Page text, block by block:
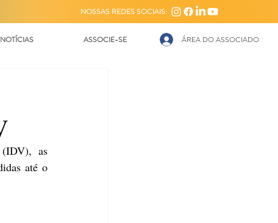
NOSSAS REDES SOCIAIS:
NOTÍCIAS ASSOCIE-SE ÁREA DO ASSOCIADO
até o